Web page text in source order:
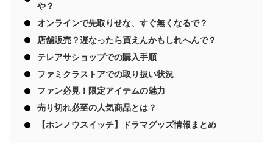
や？
オンラインで先取りせな、すぐ無くなるで？
店舗販売？遅なったら買えんかもしれへんで？
テレアサショップでの購入手順
ファミクラストアでの取り扱い状況
ファン必見！限定アイテムの魅力
売り切れ必至の人気商品とは？
【ホンノウスイッチ】ドラマグッズ情報まとめ